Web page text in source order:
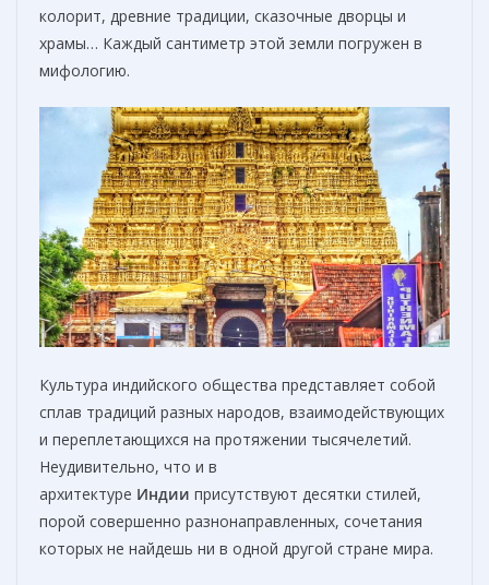
колорит, древние традиции, сказочные дворцы и
храмы… Каждый сантиметр этой земли погружен в
мифологию.
Культура индийского общества представляет собой
сплав традиций разных народов, взаимодействующих
и переплетающихся на протяжении тысячелетий.
Неудивительно, что и в
архитектуре Индии присутствуют десятки стилей,
порой совершенно разнонаправленных, сочетания
которых не найдешь ни в одной другой стране мира.